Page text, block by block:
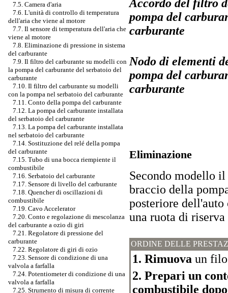
7.5. Camera d'aria
7.6. L'unità di controllo di temperatura
dell'aria che viene al motore
7.7. Il sensore di temperatura dell'aria che
viene al motore
7.8. Eliminazione di pressione in sistema
del carburante
7.9. Il filtro del carburante su modelli con
la pompa del carburante del serbatoio del
carburante
7.10. Il filtro del carburante su modelli
con la pompa nel serbatoio del carburante
7.11. Conto della pompa del carburante
7.12. La pompa del carburante installata
del serbatoio del carburante
7.13. La pompa del carburante installata
nel serbatoio del carburante
7.14. Sostituzione del relé della pompa
del carburante
7.15. Tubo di una bocca riempiente il
combustibile
7.16. Serbatoio del carburante
7.17. Sensore di livello del carburante
7.18. Quencher di oscillazioni di
combustibile
7.19. Cavo Accelerator
7.20. Conto e regolazione di mescolanza
del carburante a ozio di giri
7.21. Regolatore di pressione del
carburante
7.22. Regolatore di giri di ozio
7.23. Sensore di condizione di una
valvola a farfalla
7.24. Potentiometer di condizione di una
valvola a farfalla
7.25. Strumento di misura di corrente
Accordo del filtro
pompa del
carburante
Nodo di elementi
pompa del
carburante
Eliminazione
Secondo modello
braccio della
posteriore dell'auto
una ruota di
ORDINE DELLE
1. Rimuova un
2. Prepari un
combustibile